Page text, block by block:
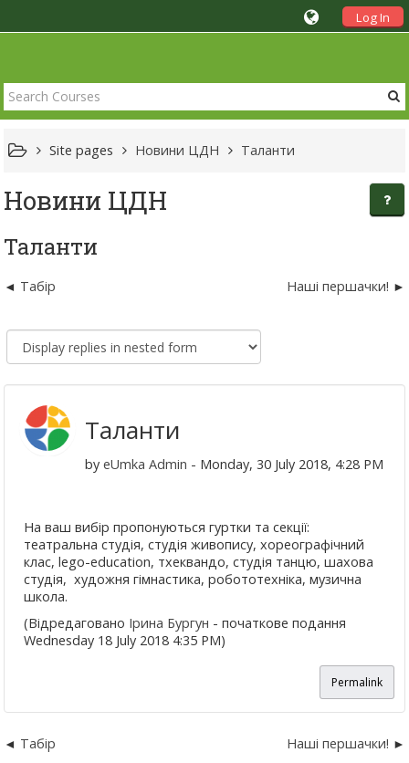
Log In
Site pages Новини ЦДН Таланти
Новини ЦДН
Таланти
Табір Наші першачки!
Таланти
byeUmka Admin - Monday, 30 July 2018, 4:28 PM
На ваш вибір пропонуються гуртки та секції:
театральна студія, студія живопису, хореографічний
клас, lego-еducation, тхеквандо, студія танцю, шахова
студія, художня гімнастика, робототехніка, музична
школа.
(Відредаговано Ірина Бургун - початкове подання
Wednesday 18 July 2018 4:35 PM)
Permalink
Табір Наші першачки!